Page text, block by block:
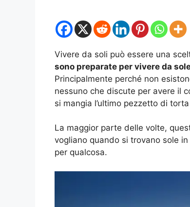
Vivere da soli può essere una
sono preparate per vivere da
Principalmente perché non
nessuno che discute per avere il
si mangia l’ultimo pezzetto di
La maggior parte delle volte,
vogliano quando si trovano sole
per qualcosa.